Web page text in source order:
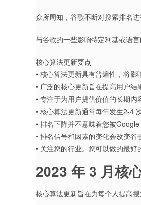
众所周知，谷歌不断对搜索排名
与谷歌的一些影响特定利基或语
核心算法更新要点
• 核心算法更新具有普遍性，将影
• 广泛的核心更新旨在提高用户
• 专注于为用户提供价值的长期内
• 核心算法更新通常每年发生2-4
• 排名下降并不意味着您被Google
• 排名信号和因素的变化会改变
• 关注您的行业。您可以做的最好
2023 年 3 月核
核心算法更新旨在为每个人提高